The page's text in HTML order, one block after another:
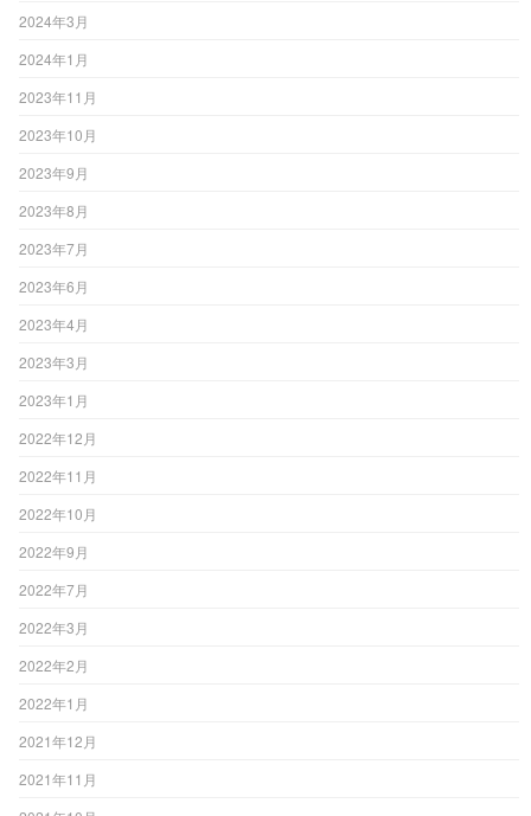
2024年3月
2024年1月
2023年11月
2023年10月
2023年9月
2023年8月
2023年7月
2023年6月
2023年4月
2023年3月
2023年1月
2022年12月
2022年11月
2022年10月
2022年9月
2022年7月
2022年3月
2022年2月
2022年1月
2021年12月
2021年11月